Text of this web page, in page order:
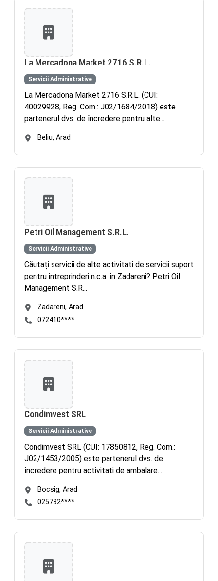
La Mercadona Market 2716 S.R.L.
Servicii Administrative
La Mercadona Market 2716 S.R.L. (CUI:
40029928, Reg. Com.: J02/1684/2018) este
partenerul dvs. de încredere pentru alte...
Beliu, Arad
Petri Oil Management S.R.L.
Servicii Administrative
Căutați servicii de alte activitati de servicii suport
pentru intreprinderi n.c.a. în Zadareni? Petri Oil
Management S.R...
Zadareni, Arad
072410****
Condimvest SRL
Servicii Administrative
Condimvest SRL (CUI: 17850812, Reg. Com.:
J02/1453/2005) este partenerul dvs. de
încredere pentru activitati de ambalare...
Bocsig, Arad
025732****